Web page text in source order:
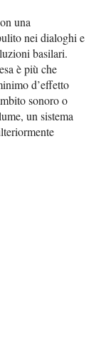
una
nei dialoghi e
basilari.
è più che
d’effetto
sonoro o
un sistema